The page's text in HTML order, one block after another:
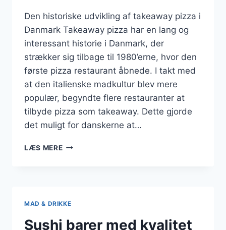
Den historiske udvikling af takeaway pizza i
Danmark Takeaway pizza har en lang og
interessant historie i Danmark, der
strækker sig tilbage til 1980’erne, hvor den
første pizza restaurant åbnede. I takt med
at den italienske madkultur blev mere
populær, begyndte flere restauranter at
tilbyde pizza som takeaway. Dette gjorde
det muligt for danskerne at…
LÆS MEREDEN
MAD & DRIKKE
Sushi barer med kvalitet